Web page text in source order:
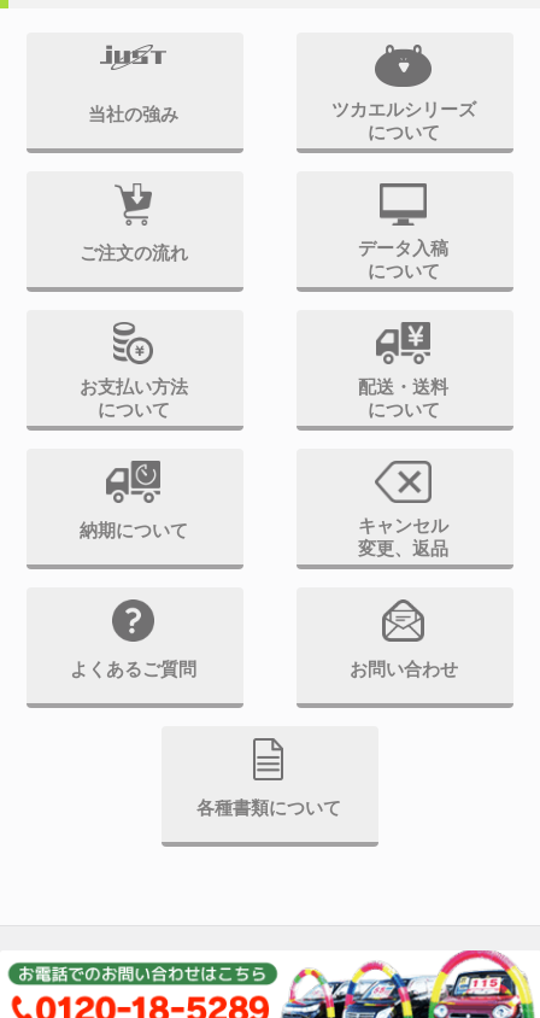
当社の強み
ツカエルシリーズ
について
ご注文の流れ
データ入稿
について
お支払い方法
について
配送・送料
について
納期について
キャンセル
変更、返品
よくあるご質問 お問い合わせ
各種書類について